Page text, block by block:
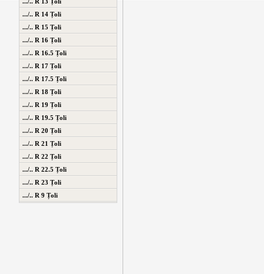
.../.. R 14 Țoli
.../.. R 15 Țoli
.../.. R 16 Țoli
.../.. R 16.5 Țoli
.../.. R 17 Țoli
.../.. R 17.5 Țoli
.../.. R 18 Țoli
.../.. R 19 Țoli
.../.. R 19.5 Țoli
.../.. R 20 Țoli
.../.. R 21 Țoli
.../.. R 22 Țoli
.../.. R 22.5 Țoli
.../.. R 23 Țoli
.../.. R 9 Țoli